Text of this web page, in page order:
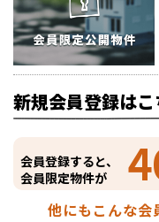
新規会員登録はこ
会員登録すると、
会員限定物件が
他にもこんな会